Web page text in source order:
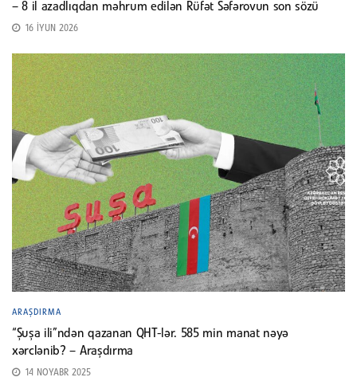
– 8 il azadlıqdan məhrum edilən Rüfət Səfərovun son sözü
16 İYUN 2026
ARAŞDIRMA
“Şuşa ili”ndən qazanan QHT-lər. 585 min manat nəyə
xərclənib? – Araşdırma
14 NOYABR 2025